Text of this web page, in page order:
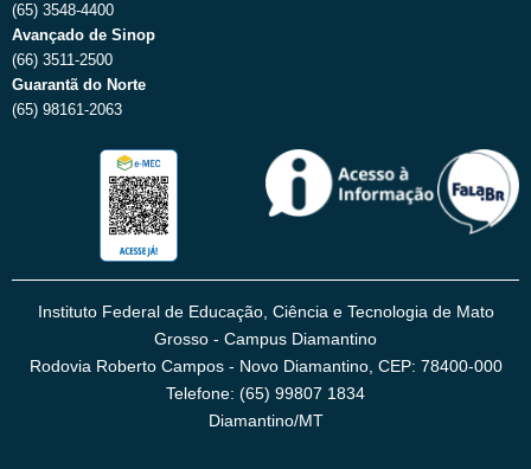
(65) 3548-4400
Avançado de Sinop
(66) 3511-2500
Guarantã do Norte
(65) 98161-2063
Instituto Federal de Educação, Ciência e Tecnologia de Mato
Grosso - Campus Diamantino
Rodovia Roberto Campos - Novo Diamantino, CEP: 78400-000
Telefone: (65) 99807 1834
Diamantino/MT